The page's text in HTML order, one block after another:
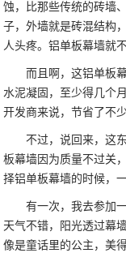
蚀，比那些传统的砖墙
子，外墙就是砖混结构
人头疼。铝单板幕墙就
而且啊，这铝单板
水泥凝固，至少得几个
开发商来说，节省了不
不过，说回来，这
板幕墙因为质量不过关
择铝单板幕墙的时候，
有一次，我去参加
天气不错，阳光透过幕
像是童话里的公主，美